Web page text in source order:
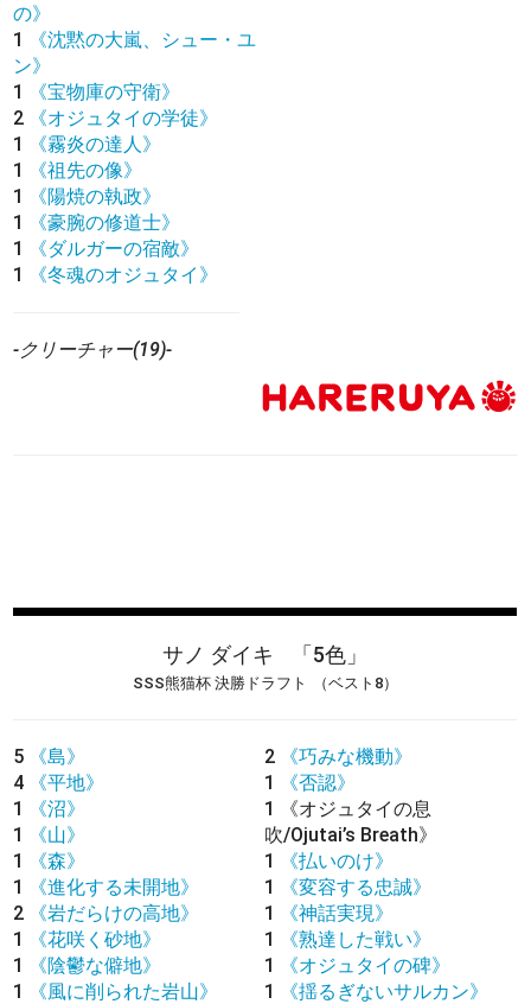
の》
1
《沈黙の大嵐、シュー・ユ
ン》
1
《宝物庫の守衛》
2
《オジュタイの学徒》
1
《霧炎の達人》
1
《祖先の像》
1
《陽焼の執政》
1
《豪腕の修道士》
1
《ダルガーの宿敵》
1
《冬魂のオジュタイ》
-クリーチャー(19)-
サノ ダイキ 「5色」
SSS熊猫杯 決勝ドラフト （ベスト8）
5
《島》
4
《平地》
1
《沼》
1
《山》
1
《森》
1
《進化する未開地》
2
《岩だらけの高地》
1
《花咲く砂地》
1
《陰鬱な僻地》
1
《風に削られた岩山》
2
《巧みな機動》
1
《否認》
1
《オジュタイの息
吹/Ojutai’s Breath》
1
《払いのけ》
1
《変容する忠誠》
1
《神話実現》
1
《熟達した戦い》
1
《オジュタイの碑》
1
《揺るぎないサルカン》